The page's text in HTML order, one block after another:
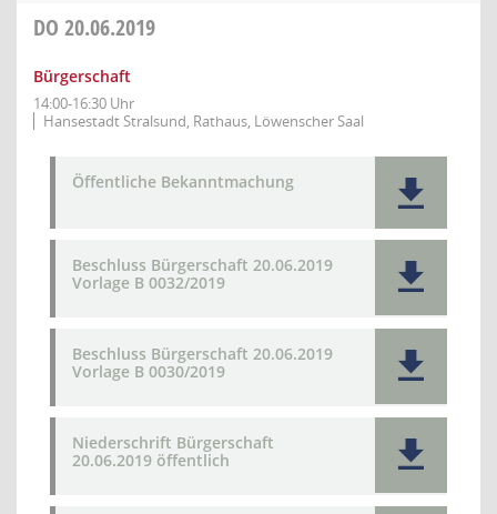
DO 20.06.2019
Bürgerschaft
14:00-16:30 Uhr
Hansestadt Stralsund, Rathaus, Löwenscher Saal
Öffentliche Bekanntmachung
Beschluss Bürgerschaft 20.06.2019
Vorlage B 0032/2019
Beschluss Bürgerschaft 20.06.2019
Vorlage B 0030/2019
Niederschrift Bürgerschaft
20.06.2019 öffentlich